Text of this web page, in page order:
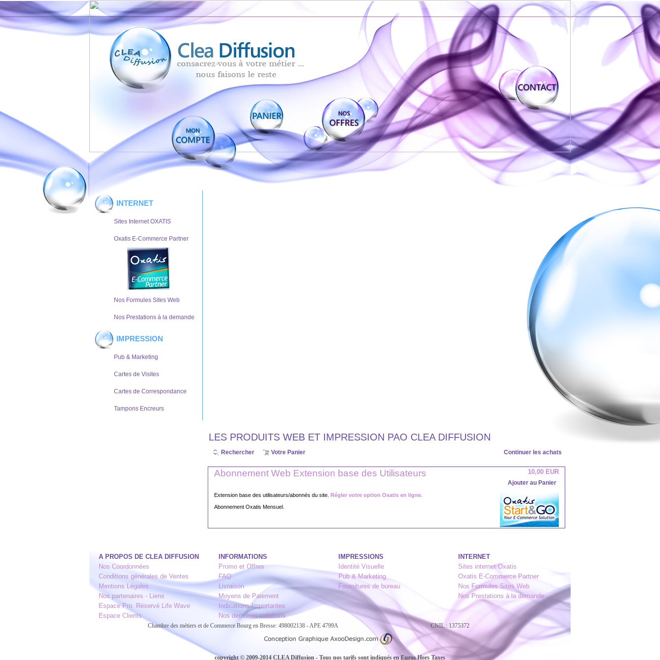
INTERNET
Sites Internet OXATIS
Oxatis E-Commerce Partner
Nos Formules Sites Web
Nos Prestations à la demande
IMPRESSION
Pub & Marketing
Cartes de Visites
Cartes de Correspondance
Tampons Encreurs
LES PRODUITS WEB ET IMPRESSION PAO CLEA DIFFUSION
Rechercher Votre Panier Continuer les achats
Abonnement Web Extension base des Utilisateurs 10,00 EUR
Ajouter au Panier
Extension base des utilisateurs/abonnés du site. Régler votre option Oxatis en ligne.
Abonnement Oxatis Mensuel.
A PROPOS DE CLEA DIFFUSION INFORMATIONS IMPRESSIONS
INTERNET
Nos Coordonnées
Promo et Offres Identité Visuelle
Sites internet Oxatis
Conditions générales de Ventes
FAQ Pub & Marketing
Oxatis E-Commerce Partner
Mentions Légales
Livraison Fournitures de bureau
Nos Formules Sites Web
Nos partenaires - Liens
Moyens de Paiement
Nos Prestations à la demande
Espace Pro. Réservé Life Wave
Indications Importantes
Espace Clients
Nos dernières créations
Chambre des métiers et de Commerce Bourg en Bresse: 498002138 - APE 4799A CNIL : 1375372
copyright © 2009-2014 CLEA Diffusion - Tous nos tarifs sont indiqués en Euros Hors Taxes